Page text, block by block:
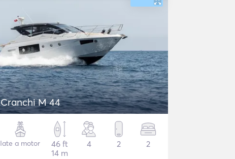
Cranchi M 44
Iate a motor
46 ft
14 m
4 2 2